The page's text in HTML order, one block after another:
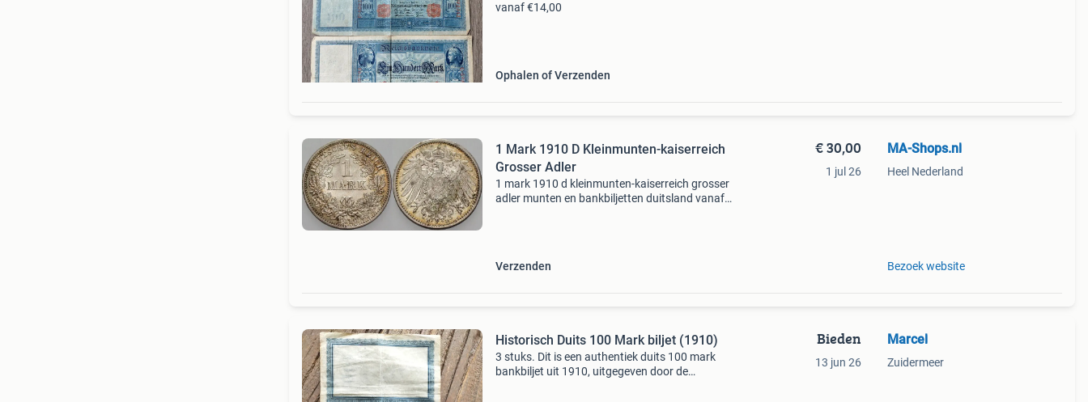
vanaf €14,00
Ophalen of Verzenden
1 Mark 1910 D Kleinmunten-kaiserreich
Grosser Adler
1 mark 1910 d kleinmunten-kaiserreich grosser
adler munten en bankbiljetten duitsland vanaf
Verzenden
€ 30,00
1 jul 26
MA-Shops.nl
Heel Nederland
Bezoek website
Historisch Duits 100 Mark biljet (1910)
3 stuks. Dit is een authentiek duits 100 mark
bankbiljet uit 1910, uitgegeven door de
Bieden
13 jun 26
Marcel
Zuidermeer